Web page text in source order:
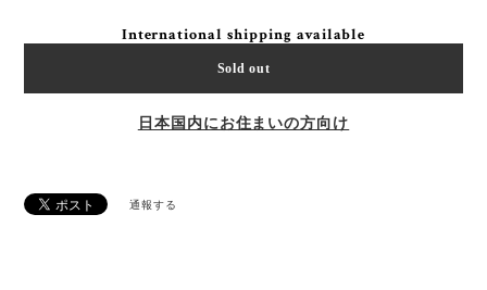
International shipping available
Sold out
日本国内にお住まいの方向け
通報する